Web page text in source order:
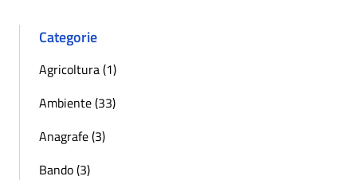
Categorie
Agricoltura (1)
Ambiente (33)
Anagrafe (3)
Bando (3)